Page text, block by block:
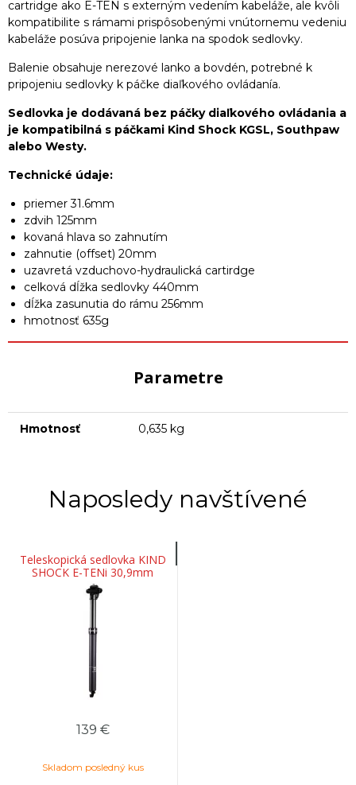
cartridge ako E-TEN s externým vedením kabeláže, ale kvôli
kompatibilite s rámami prispôsobenými vnútornemu vedeniu
kabeláže posúva pripojenie lanka na spodok sedlovky.
Balenie obsahuje nerezové lanko a bovdén, potrebné k
pripojeniu sedlovky k páčke diaľkového ovládanía.
Sedlovka je dodávaná bez páčky diaľkového ovládania a
je kompatibilná s páčkami Kind Shock KGSL, Southpaw
alebo Westy.
Technické údaje:
priemer 31.6mm
zdvih 125mm
kovaná hlava so zahnutím
zahnutie (offset) 20mm
uzavretá vzduchovo-hydraulická cartirdge
celková dĺžka sedlovky 440mm
dĺžka zasunutia do rámu 256mm
hmotnosť 635g
Parametre
Hmotnosť 0,635 kg
Naposledy navštívené
Teleskopická sedlovka KIND
SHOCK E-TENi 30,9mm
125mm (bez páčky)
139 €
Skladom posledný kus